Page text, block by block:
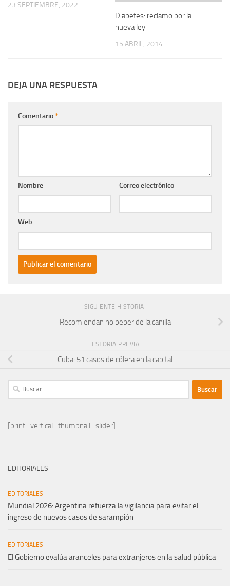
23 SEPTIEMBRE, 2022
Diabetes: reclamo por la
nueva ley
15 ABRIL, 2014
DEJA UNA RESPUESTA
Comentario*
Nombre Correo electrónico
Web
SIGUIENTE HISTORIA
Recomiendan no beber de la canilla
HISTORIA PREVIA
Cuba: 51 casos de cólera en la capital
Buscar:
[print_vertical_thumbnail_slider]
EDITORIALES
EDITORIALES
Mundial 2026: Argentina refuerza la vigilancia para evitar el
ingreso de nuevos casos de sarampión
EDITORIALES
El Gobierno evalúa aranceles para extranjeros en la salud pública